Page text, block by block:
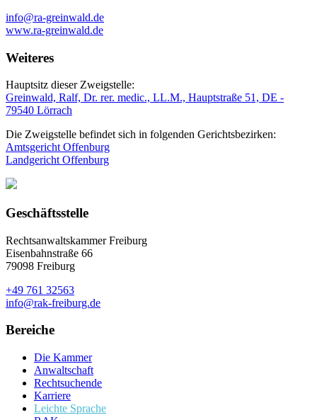
info@ra-greinwald.de
www.ra-greinwald.de
Weiteres
Hauptsitz dieser Zweigstelle:
Greinwald, Ralf, Dr. rer. medic., LL.M., Hauptstraße 51, DE -
79540 Lörrach
Die Zweigstelle befindet sich in folgenden Gerichtsbezirken:
Amtsgericht Offenburg
Landgericht Offenburg
Geschäftsstelle
Rechtsanwaltskammer Freiburg
Eisenbahnstraße 66
79098 Freiburg
+49 761 32563
info@rak-freiburg.de
Bereiche
Die Kammer
Anwaltschaft
Rechtsuchende
Karriere
Leichte Sprache